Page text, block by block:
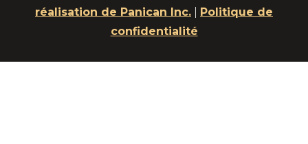
réalisation de Panican Inc.
Politique de
confidentialité